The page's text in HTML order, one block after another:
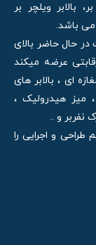
بالابر ویلچر بر
می باشد.
با بیش 35 سال قدمت در حال حاضر بالای
عرضه میکند
ای ، بالابر های
میز هیدرولیک ،
نفربر و ..
و اجرایی را